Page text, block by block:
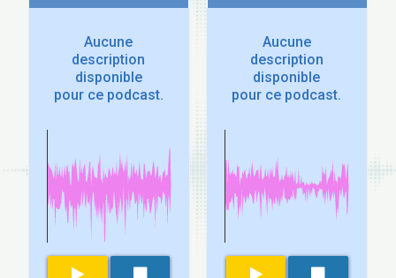
Aucune
description
disponible
pour ce podcast.
Aucune
description
disponible
pour ce podcast.